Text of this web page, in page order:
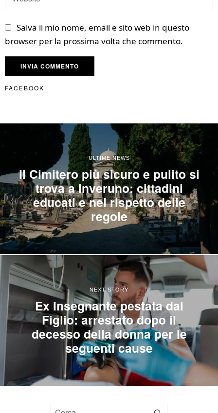
Salva il mio nome, email e sito web in questo
browser per la prossima volta che commento.
FACEBOOK
ULTIME NEWS
Il Cimitero più sicuro e pulito si
trova a Inveruno: cittadini
educati e nel rispetto delle
regole
NEXT STORY
Ex Insegnante pestata dal
Figlio: arrestato dopo il
decesso della donna per le
seguenti cause